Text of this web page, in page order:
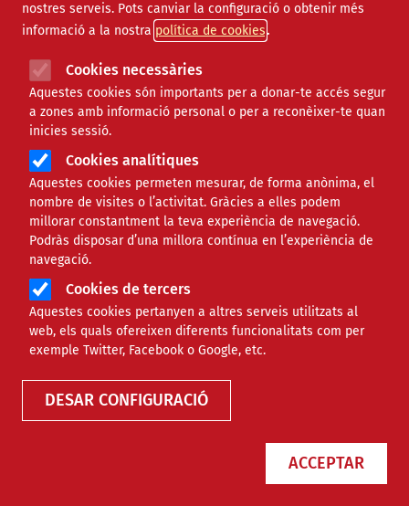
nostres serveis. Pots canviar la configuració o obtenir més
informació a la nostra política de cookies
Cookies necessàries
Aquestes cookies són importants per a donar-te accés segur
a zones amb informació personal o per a reconèixer-te quan
inicies sessió.
Cookies analítiques
Aquestes cookies permeten mesurar, de forma anònima, el
nombre de visites o l’activitat. Gràcies a elles podem
millorar constantment la teva experiència de navegació.
Podràs disposar d’una millora contínua en l’experiència de
navegació.
Cookies de tercers
Aquestes cookies pertanyen a altres serveis utilitzats al
web, els quals ofereixen diferents funcionalitats com per
exemple Twitter, Facebook o Google, etc.
DESAR CONFIGURACIÓ
ACCEPTAR
Imprescindible tenir els protocols
LGTBIQA+ en ordre